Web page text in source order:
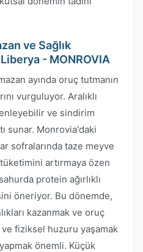
ve Sağlık
- MONROVIA
ayında oruç tutmanın
vurguluyor. Aralıklı
ve sindirim
sunar. Monrovia'daki
sofralarında taze meyve
artırmaya özen
protein ağırlıklı
öneriyor. Bu dönemde,
kazanmak ve oruç
fiziksel huzuru yaşamak
önemli. Küçük